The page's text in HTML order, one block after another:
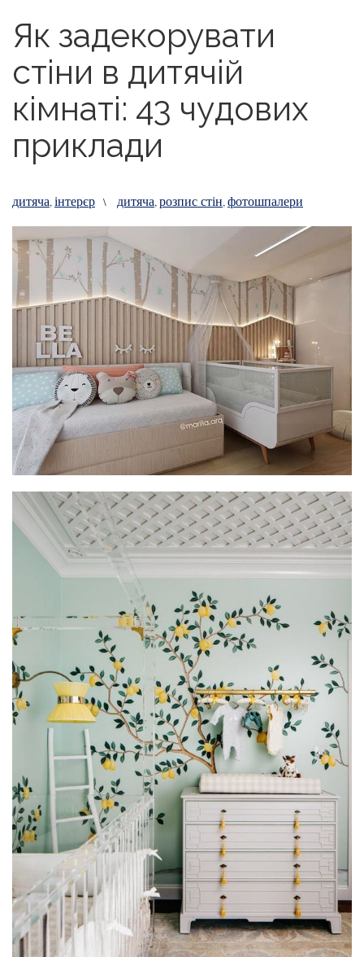
Як задекорувати
стіни в дитячій
кімнаті: 43 чудових
приклади
дитяча,інтерєр \ дитяча,розпис стін,фотошпалери